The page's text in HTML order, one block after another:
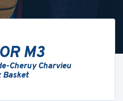
M3
Cheruy Charvieu
Basket